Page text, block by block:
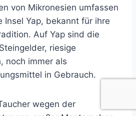
von Mikronesien umfassen
Insel Yap, bekannt für ihre
Auf Yap sind die
riesige
noch immer als
in Gebrauch.
wegen der